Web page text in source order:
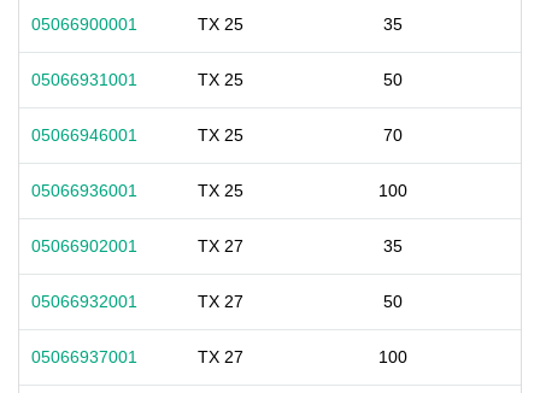
05066900001 TX 25 35
05066931001 TX 25 50
05066946001 TX 25 70
05066936001 TX 25 100
05066902001 TX 27 35
05066932001 TX 27 50
05066937001 TX 27 100